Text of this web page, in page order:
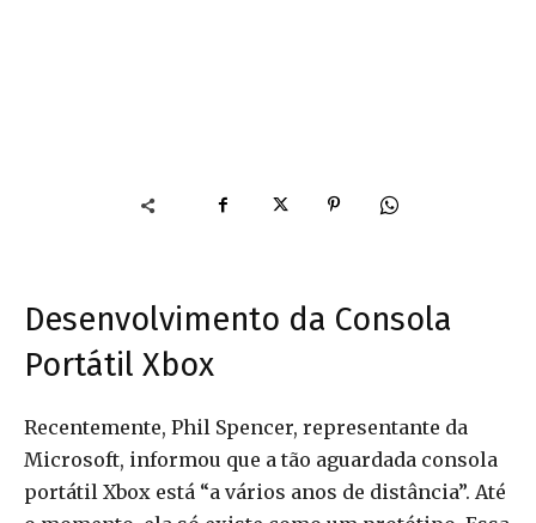
Desenvolvimento da Consola
Portátil Xbox
Recentemente, Phil Spencer, representante da
Microsoft, informou que a tão aguardada consola
portátil Xbox está “a vários anos de distância”. Até